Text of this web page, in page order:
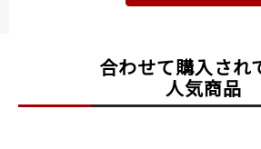
合わせて購入され
人気商品